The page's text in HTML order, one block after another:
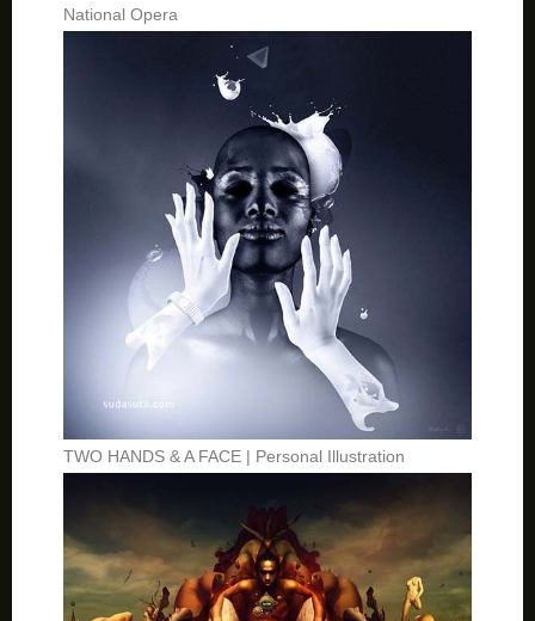
National Opera
TWO HANDS & A FACE | Personal Illustration